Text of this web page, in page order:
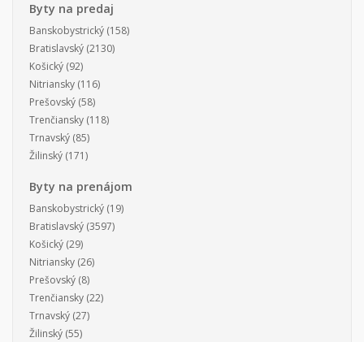
Byty na predaj
Banskobystrický (158)
Bratislavský (2130)
Košický (92)
Nitriansky (116)
Prešovský (58)
Trenčiansky (118)
Trnavský (85)
Žilinský (171)
Byty na prenájom
Banskobystrický (19)
Bratislavský (3597)
Košický (29)
Nitriansky (26)
Prešovský (8)
Trenčiansky (22)
Trnavský (27)
Žilinský (55)